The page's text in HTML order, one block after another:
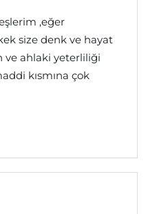
,eğer
size denk ve hayat
ve ahlaki yeterliliği
kısmına çok